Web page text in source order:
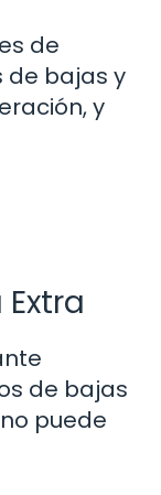
de
de bajas y
y
de bajas
puede